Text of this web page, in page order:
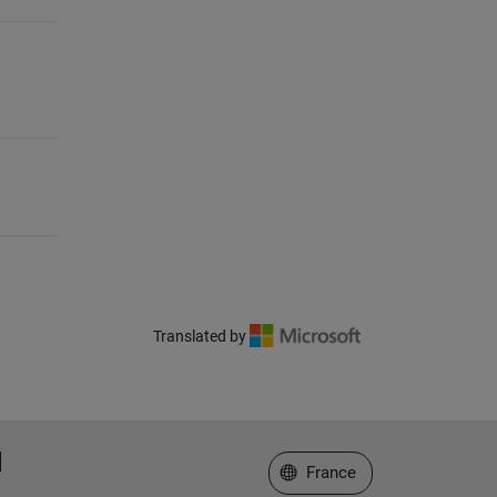
Translated by
Sélectionner un site web
France